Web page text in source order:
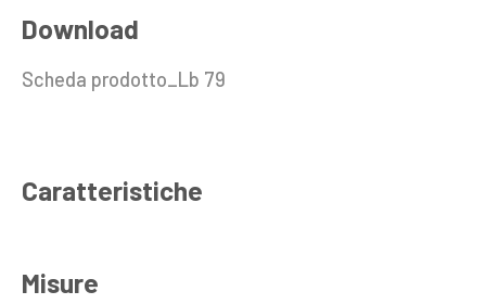
Download
Scheda prodotto_Lb 79
Caratteristiche
Misure